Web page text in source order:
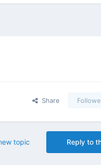
Share
Reply to
topic